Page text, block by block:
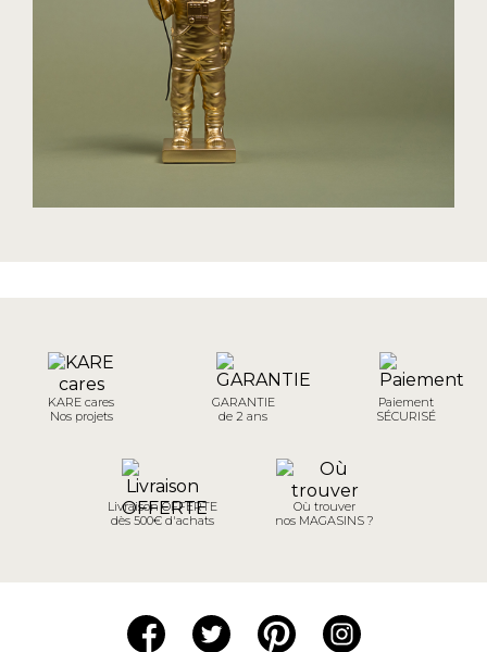
KARE cares
Nos projets
GARANTIE
de 2 ans
Paiement
SÉCURISÉ
Livraison OFFERTE
dès 500€ d'achats
Où trouver
nos MAGASINS ?